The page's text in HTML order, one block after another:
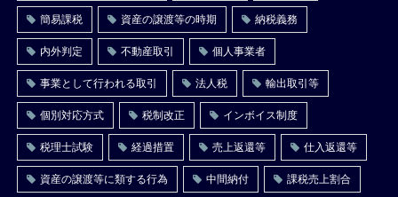
簡易課税 資産の譲渡等の時期 納税義務
内外判定 不動産取引 個人事業者
事業として行われる取引 法人税 輸出取引等
個別対応方式 税制改正 インボイス制度
税理士試験 経過措置 売上返還等 仕入返還等
資産の譲渡等に類する行為 中間納付 課税売上割合